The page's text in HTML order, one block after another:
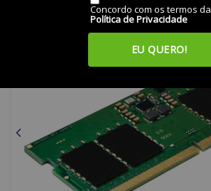
Concordo com os termos da
Política de Privacidade
EU QUERO!